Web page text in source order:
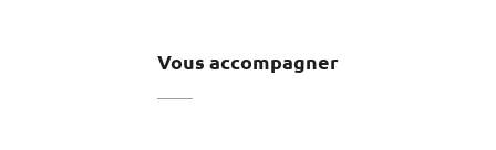
Vous accompagner